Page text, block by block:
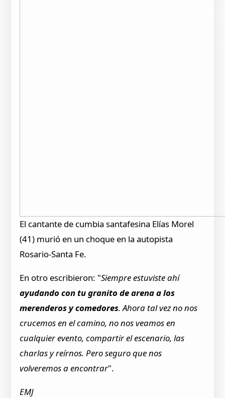
El cantante de cumbia santafesina Elías Morel
(41) murió en un choque en la autopista
Rosario-Santa Fe.
En otro escribieron: "Siempre estuviste ahí
ayudando con tu granito de arena a los
merenderos y comedores. Ahora tal vez no nos
crucemos en el camino, no nos veamos en
cualquier evento, compartir el escenario, las
charlas y reírnos. Pero seguro que nos
volveremos a encontrar".
EMJ